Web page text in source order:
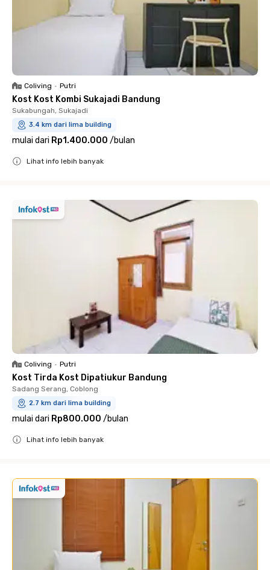
Coliving • Putri
Kost Kost Kombi Sukajadi Bandung
Sukabungah, Sukajadi
3.4 km dari lima building
mulai dari Rp1.400.000 /bulan
Lihat info lebih banyak
Coliving • Putri
Kost Tirda Kost Dipatiukur Bandung
Sadang Serang, Coblong
2.7 km dari lima building
mulai dari Rp800.000 /bulan
Lihat info lebih banyak